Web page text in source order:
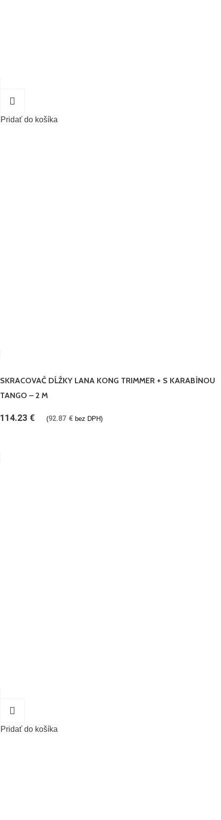
Pridať do košíka
SKRACOVAČ DĹŽKY LANA KONG TRIMMER + S KARABÍNOU
TANGO – 2 M
114.23 € (92.87 € bez DPH)
Pridať do košíka